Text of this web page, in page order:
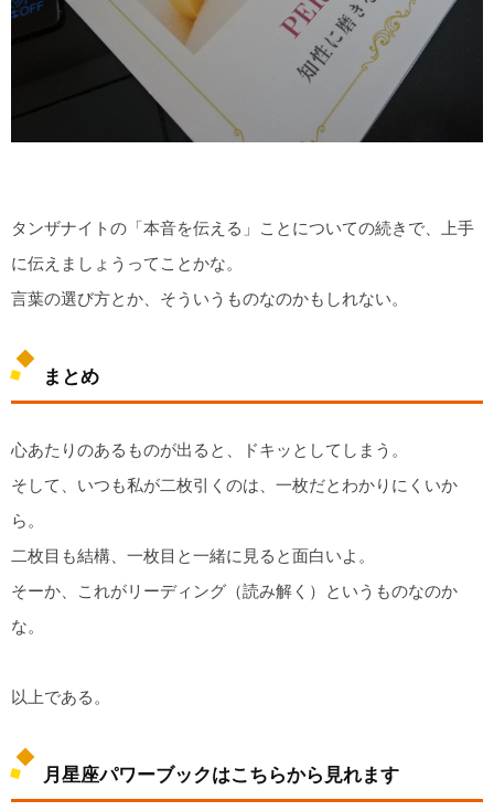
タンザナイトの「本音を伝える」ことについての続きで、上手
に伝えましょうってことかな。
言葉の選び方とか、そういうものなのかもしれない。
まとめ
心あたりのあるものが出ると、ドキッとしてしまう。
そして、いつも私が二枚引くのは、一枚だとわかりにくいか
ら。
二枚目も結構、一枚目と一緒に見ると面白いよ。
そーか、これがリーディング（読み解く）というものなのか
な。
以上である。
月星座パワーブックはこちらから見れます